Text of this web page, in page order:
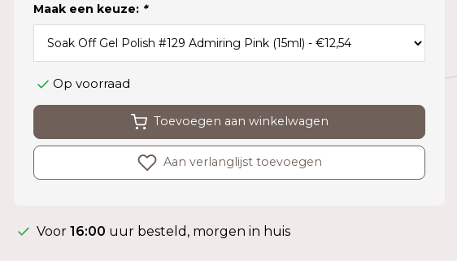
Maak een keuze: *
Op voorraad
Toevoegen aan winkelwagen
Aan verlanglijst toevoegen
Voor 16:00 uur besteld, morgen in huis